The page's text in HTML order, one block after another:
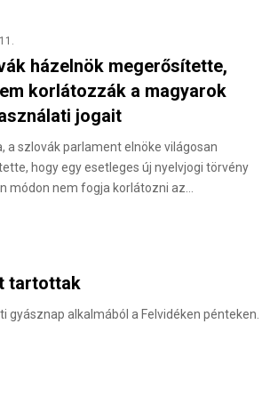
házelnök megerősítette,
korlátozzák a magyarok
jogait
a szlovák parlament elnöke világosan
hogy egy esetleges új nyelvjogi törvény
módon nem fogja korlátozni az…
tartottak
alkalmából a Felvidéken pénteken.